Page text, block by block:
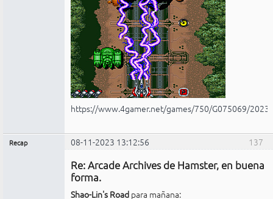
https://www.4gamer.net/games/750/G075069/
137
Recap 08-11-2023 13:12:56
Re: Arcade Archives de Hamster, en buena
forma.
Shao-Lin's Road para mañana: